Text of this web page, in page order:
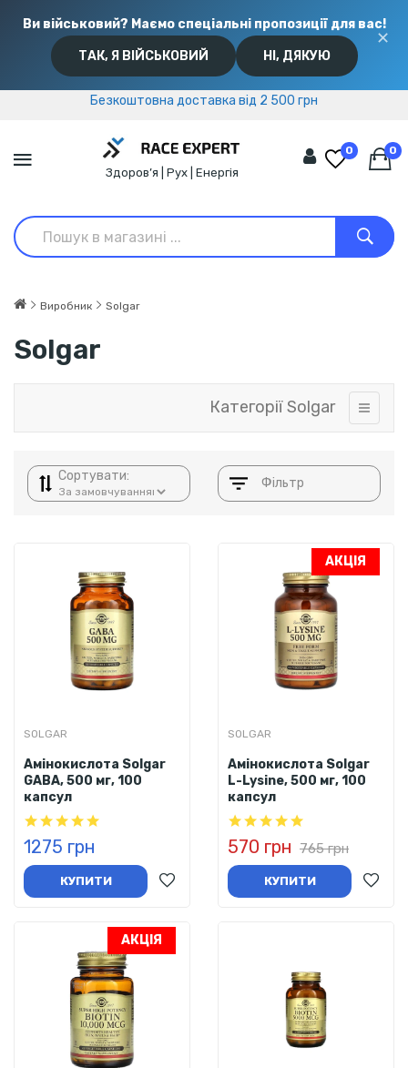
Ви військовий? Маємо спеціальні пропозиції для вас!
ТАК, Я ВІЙСЬКОВИЙ НІ, ДЯКУЮ
✕
Безкоштовна доставка від 2 500 грн
Безкоштовна доставка від 2 500 грн
Здоров’я | Рух | Енергія
0 0
Виробник Solgar
Solgar
Категорії Solgar
Сортувати: Фільтр
SOLGAR
Амінокислота Solgar
GABA, 500 мг, 100
капсул
1275 грн
КУПИТИ
АКЦІЯ
SOLGAR
Амінокислота Solgar
L-Lysine, 500 мг, 100
капсул
570 грн 765 грн
КУПИТИ
АКЦІЯ